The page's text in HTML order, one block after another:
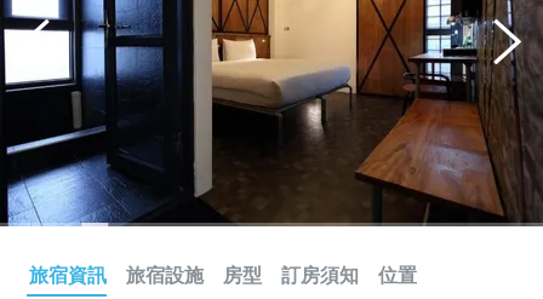
旅宿資訊 旅宿設施 房型 訂房須知 位置